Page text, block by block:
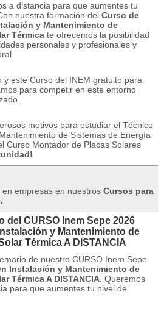
a distancia para que aumentes tu
nuestra formación del Curso de
y Mantenimiento de
Térmica te ofrecemos la posibilidad
personales y profesionales y
y este Curso del INEM gratuito para
para competir en este entorno
motivos para estudiar el Técnico
de Sistemas de Energía
Curso Montador de Placas Solares
empresas en nuestros Cursos para
del CURSO Inem Sepe 2026
y Mantenimiento de
Térmica A DISTANCIA
de nuestro CURSO Inem Sepe
Instalación y Mantenimiento de
Térmica A DISTANCIA. Queremos
para que aumentes tu nivel de